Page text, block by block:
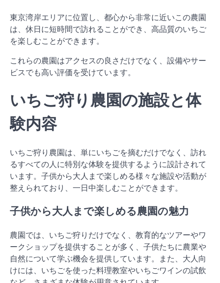
東京湾岸エリアに位置し、都心から非常に近いこの農園
は、休日に短時間で訪れることができ、高品質のいちご
を楽しむことができます。
これらの農園はアクセスの良さだけでなく、設備やサー
ビスでも高い評価を受けています。
いちご狩り農園の施設と体
験内容
いちご狩り農園は、単にいちごを摘むだけでなく、訪れ
るすべての人に特別な体験を提供するように設計されて
います。子供から大人まで楽しめる様々な施設や活動が
整えられており、一日中楽しむことができます。
子供から大人まで楽しめる農園の魅力
農園では、いちご狩りだけでなく、教育的なツアーやワ
ークショップを提供することが多く、子供たちに農業や
自然について学ぶ機会を提供しています。また、大人向
けには、いちごを使った料理教室やいちごワインの試飲